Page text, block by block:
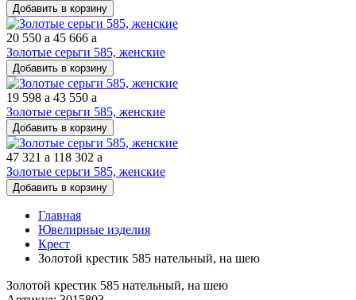
Добавить в корзину
20 550 a 45 666 a
Золотые серьги 585, женские
Добавить в корзину
19 598 a 43 550 a
Золотые серьги 585, женские
Добавить в корзину
47 321 a 118 302 a
Золотые серьги 585, женские
Добавить в корзину
Главная
Ювелирные изделия
Крест
Золотой крестик 585 нательный, на шею
Золотой крестик 585 нательный, на шею